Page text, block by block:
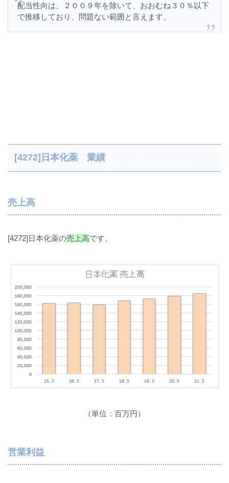
配当性向は、２００９年を除いて、おおむね３０％以下
で推移しており、問題ない範囲と言えます。
[4272]日本化薬 業績
売上高
[4272]日本化薬の売上高です。
（単位：百万円）
営業利益